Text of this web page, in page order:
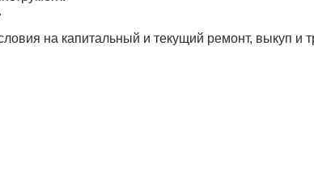
на капитальный и текущий ремонт, выкуп и